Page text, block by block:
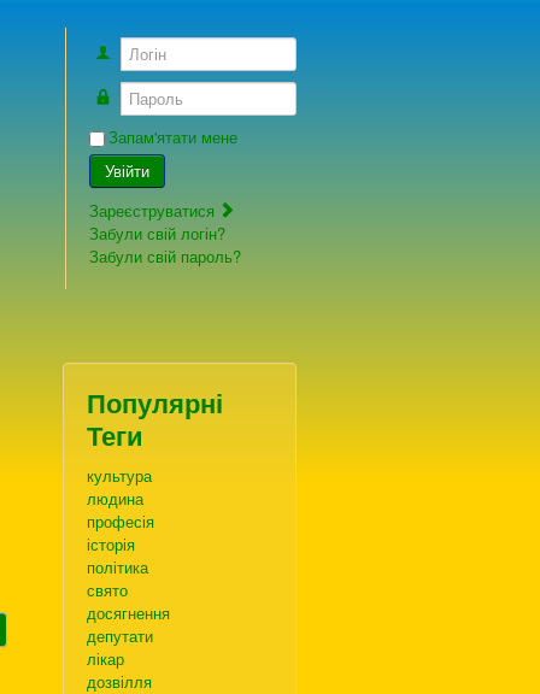
Логін
Пароль
Запам'ятати мене
Увійти
Зареєструватися
Забули свій логін?
Забули свій пароль?
Популярні
Теги
культура
людина
професія
історія
політика
свято
досягнення
депутати
лікар
дозвілля